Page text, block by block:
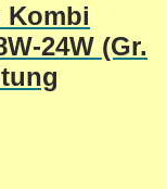
Kombi
24W (Gr.